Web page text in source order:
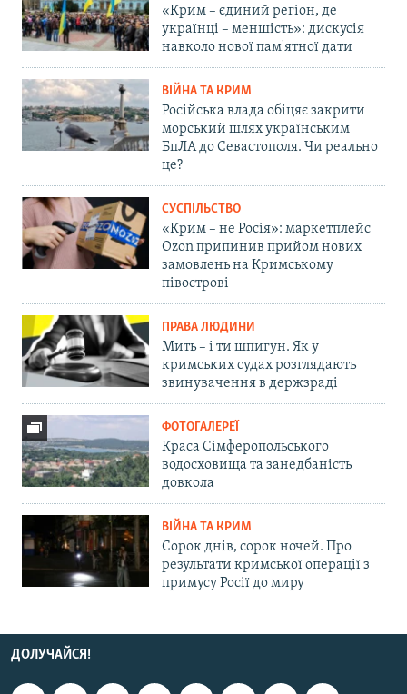
«Крим – єдиний регіон, де
українці – меншість»: дискусія
навколо нової пам'ятної дати
ВІЙНА ТА КРИМ
Російська влада обіцяє закрити
морський шлях українським
БпЛА до Севастополя. Чи реально
це?
СУСПІЛЬСТВО
«Крим – не Росія»: маркетплейс
Ozon припинив прийом нових
замовлень на Кримському
півострові
ПРАВА ЛЮДИНИ
Мить – і ти шпигун. Як у
кримських судах розглядають
звинувачення в держзраді
ФОТОГАЛЕРЕЇ
Краса Сімферопольського
водосховища та занедбаність
довкола
ВІЙНА ТА КРИМ
Сорок днів, сорок ночей. Про
результати кримської операції з
примусу Росії до миру
ДОЛУЧАЙСЯ!